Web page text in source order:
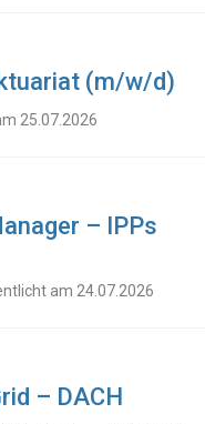
(m/w/d)
25.07.2026
– IPPs
am 24.07.2026
– DACH